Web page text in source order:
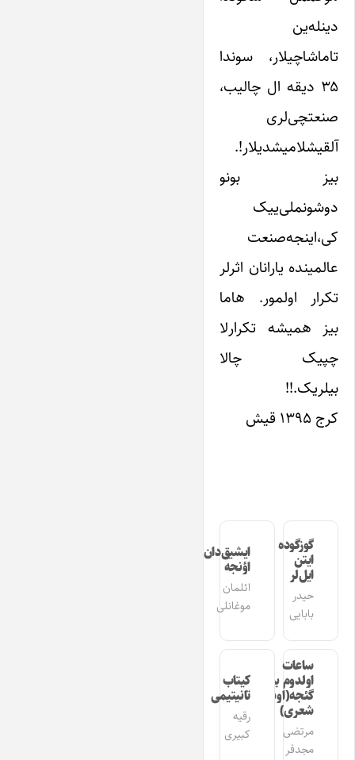
دینله‌ین
تاماشاچیلار، سوندا
۳۵ دیقه ال چالیب،
‌صنعتچی‌لری
آلقیشلامیشدیلار!.
بیز بونو
دوشونملی‌ییک
کی،اینجه‌صنعت
عالمینده یارانان اثرلر
تکرار اولمور. هاما
بیز همیشه تکرارلا
چپیک چالا
بیلریک.!!
کرج ۱۳۹۵ قیش ‍
گوزگوده
ایتن
ایل‌لر
حیدر
بابایی
ایشیق‌دان
اؤنجه
ائلمان
موغانلی
ساعات
اولدوم بیر
گئجه(اوشاق
شعری)
مرتضی
مجدفر
کیتاب
تانیتیمی
رقیه
کبیری